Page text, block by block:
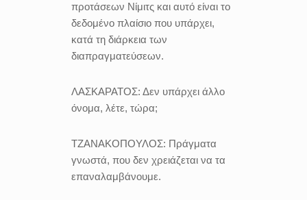
προτάσεων Νίμιτς και αυτό είναι το
δεδομένο πλαίσιο που υπάρχει,
κατά τη διάρκεια των
διαπραγματεύσεων.
ΛΑΣΚΑΡΑΤΟΣ: Δεν υπάρχει άλλο
όνομα, λέτε, τώρα;
ΤΖΑΝΑΚΟΠΟΥΛΟΣ: Πράγματα
γνωστά, που δεν χρειάζεται να τα
επαναλαμβάνουμε.